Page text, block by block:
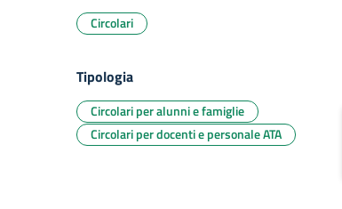
Circolari
Tipologia
Circolari per alunni e famiglie
Circolari per docenti e personale ATA